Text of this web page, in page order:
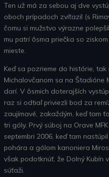
Ten už má za sebou aj dve
oboch prípadoch zvíťazil (s
čomu si mužstvo výrazne
mu patrí ôsma priečka so
mieste.
Keď sa pozrieme do histórie, tak
Michalovčanom sa na Štadióne
darí. V ôsmich doterajších
raz si odtiaľ priviezli bod za
zaujímavé, zakaždým, keď tam
tri góly. Prvý súboj na Orave
septembri 2006, keď tam
pohára a gólom kanoniera
však podotknúť, že Dolný Kubín
súťaži.